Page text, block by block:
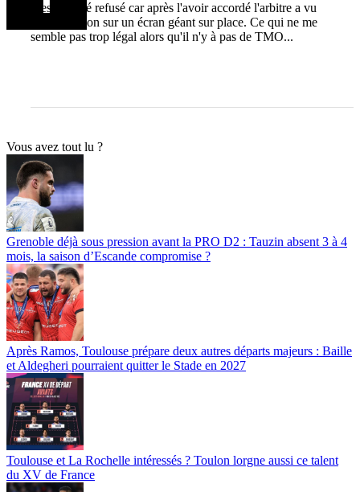
L'essai a été refusé car après l'avoir accordé l'arbitre a vu
une répétition sur un écran géant sur place. Ce qui ne me
semble pas trop légal alors qu'il n'y à pas de TMO...
Vous avez tout lu ?
Grenoble déjà sous pression avant la PRO D2 : Tauzin absent 3 à 4
mois, la saison d’Escande compromise ?
Après Ramos, Toulouse prépare deux autres départs majeurs : Baille
et Aldegheri pourraient quitter le Stade en 2027
Toulouse et La Rochelle intéressés ? Toulon lorgne aussi ce talent
du XV de France